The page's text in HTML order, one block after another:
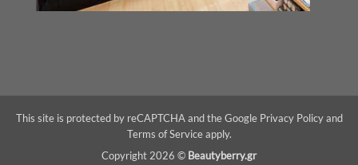
This site is protected by reCAPTCHA and the Google Privacy Policyand
Terms of Serviceapply.
Copyright 2026 © Beautyberry.gr